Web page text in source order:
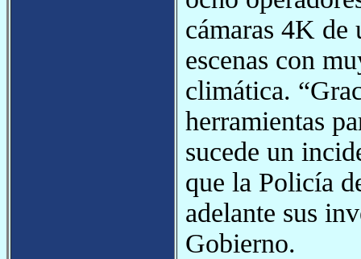
cámaras 4K de
escenas con
climática.
herramientas
sucede un
que la Policía
adelante sus
Gobierno.